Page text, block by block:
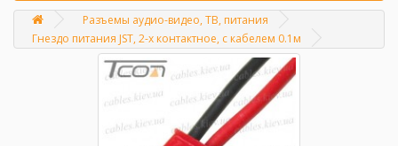
Разъемы аудио-видео, ТВ, питания
Гнездо питания JST, 2-х контактное, с кабелем 0.1м